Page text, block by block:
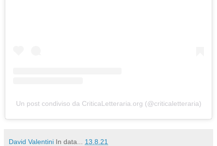
Un post condiviso da CriticaLetteraria.org (@criticaletteraria)
David Valentini In data... 13.8.21